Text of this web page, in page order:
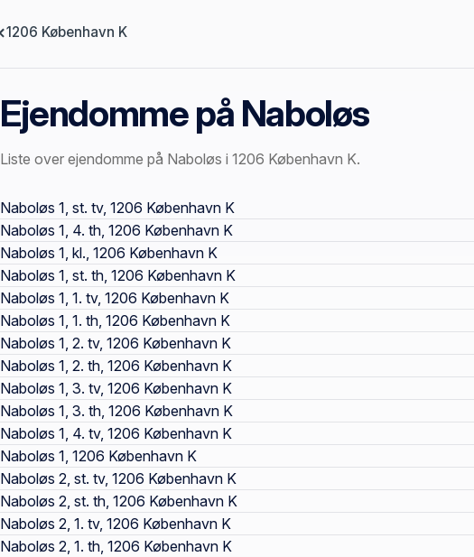
1206 København K
Ejendomme på Naboløs
Liste over ejendomme på Naboløs i 1206 København K.
Offentlige ejendomssider
Naboløs 1, st. tv, 1206 København K
Naboløs 1, 4. th, 1206 København K
Naboløs 1, kl., 1206 København K
Naboløs 1, st. th, 1206 København K
Naboløs 1, 1. tv, 1206 København K
Naboløs 1, 1. th, 1206 København K
Naboløs 1, 2. tv, 1206 København K
Naboløs 1, 2. th, 1206 København K
Naboløs 1, 3. tv, 1206 København K
Naboløs 1, 3. th, 1206 København K
Naboløs 1, 4. tv, 1206 København K
Naboløs 1, 1206 København K
Naboløs 2, st. tv, 1206 København K
Naboløs 2, st. th, 1206 København K
Naboløs 2, 1. tv, 1206 København K
Naboløs 2, 1. th, 1206 København K